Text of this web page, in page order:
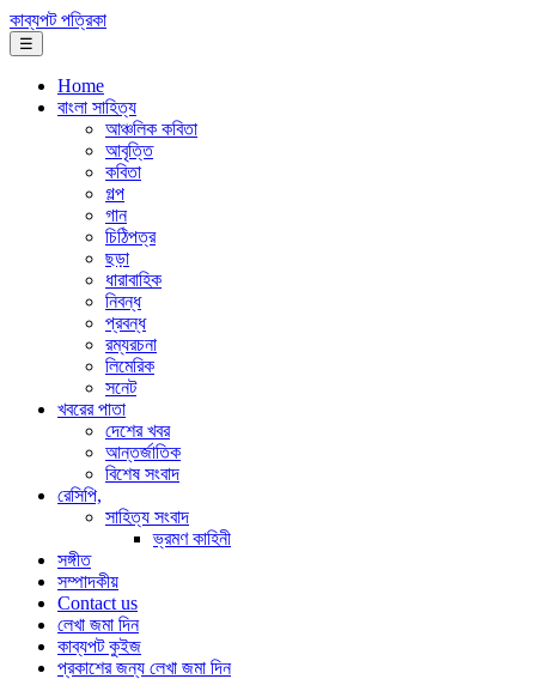
কাব্যপট পত্রিকা
☰
Home
বাংলা সাহিত্য
আঞ্চলিক কবিতা
আবৃত্তি
কবিতা
গল্প
গান
চিঠিপত্র
ছড়া
ধারাবাহিক
নিবন্ধ
প্রবন্ধ
রম্যরচনা
লিমেরিক
সনেট
খবরের পাতা
দেশের খবর
আন্তর্জাতিক
বিশেষ সংবাদ
রেসিপি,
সাহিত্য সংবাদ
ভ্রমণ কাহিনী
সঙ্গীত
সম্পাদকীয়
Contact us
লেখা জমা দিন
কাব্যপট কুইজ
প্রকাশের জন্য লেখা জমা দিন